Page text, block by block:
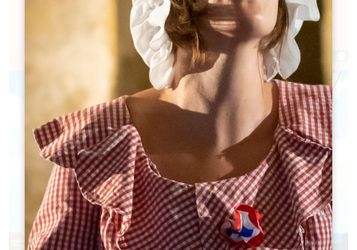
Filtri 10 Risultato/i
Afficher la carte